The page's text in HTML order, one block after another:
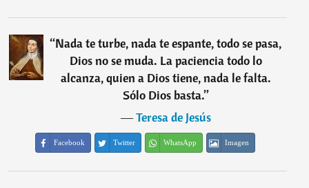
“Nada te turbe, nada te espante, todo se pasa,
Dios no se muda. La paciencia todo lo
alcanza, quien a Dios tiene, nada le falta.
Sólo Dios basta.”
―Teresa de Jesús
Facebook Twitter WhatsApp Imagen